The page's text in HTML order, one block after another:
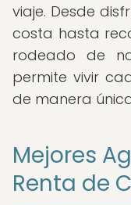
viaje. Desde
costa hasta
rodeado de
permite vivir
de manera
Mejores
Renta de